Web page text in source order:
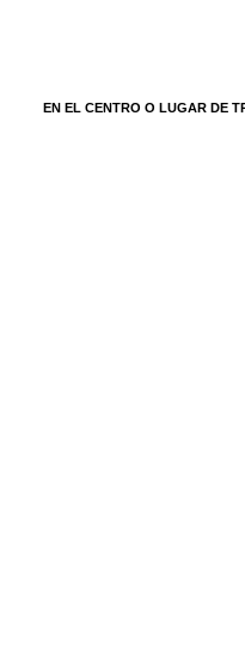
EN EL CENTRO O LUGAR DE